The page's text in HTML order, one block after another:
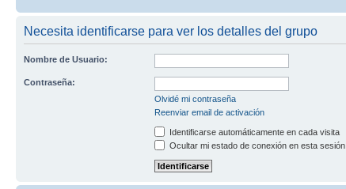
Necesita identificarse para ver los detalles del grupo
Nombre de Usuario:
Contraseña:
Olvidé mi contraseña
Reenviar email de activación
Identificarse automáticamente en cada visita
Ocultar mi estado de conexión en esta sesión